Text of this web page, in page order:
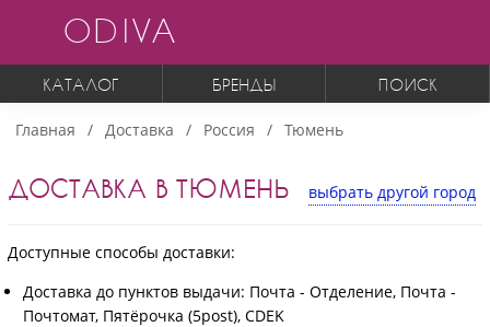
ODIVA
КАТАЛОГ БРЕНДЫ ПОИСК
Главная Доставка Россия Тюмень
ДОСТАВКА В ТЮМЕНЬ выбрать другой город
Доступные способы доставки:
Доставка до пунктов выдачи: Почта - Отделение, Почта -
Почтомат, Пятёрочка (5post), CDEK